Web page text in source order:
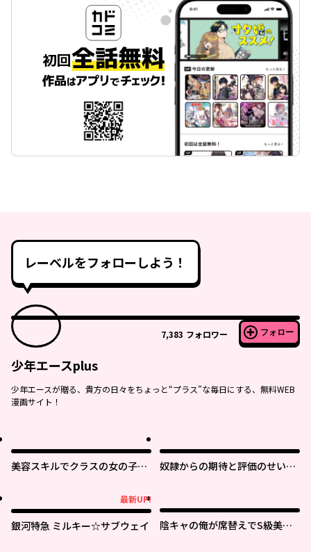
レーベルをフォローしよう！
7,383 フォロワー フォロー
少年エースplus
少年エースが贈る、貴方の日々をちょっと“プラス”な毎日にする、無料WEB
漫画サイト！
美容スキルでクラスの女の子を
奴隷からの期待と評価のせいで
最新UP!
銀河特急 ミルキー☆サブウェイ
陰キャの俺が席替えでS級美少